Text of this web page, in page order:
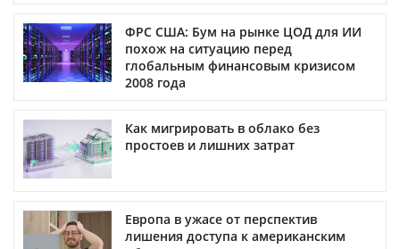
ФРС США: Бум на рынке ЦОД для ИИ
похож на ситуацию перед
глобальным финансовым кризисом
2008 года
Как мигрировать в облако без
простоев и лишних затрат
Европа в ужасе от перспектив
лишения доступа к американским